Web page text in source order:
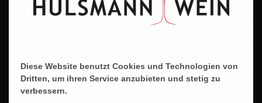
ARDBEG SCORCH
189,00 EUR
Diese Website benutzt Cookies und Technologien von
Dritten, um ihren Service anzubieten und stetig zu
verbessern.